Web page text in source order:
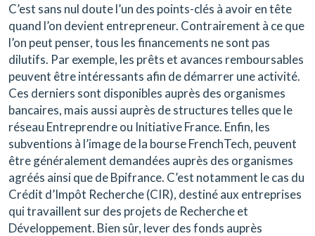
C’est sans nul doute l’un des points-clés à avoir en tête
quand l’on devient entrepreneur. Contrairement à ce que
l’on peut penser, tous les financements ne sont pas
dilutifs. Par exemple, les prêts et avances remboursables
peuvent être intéressants afin de démarrer une activité.
Ces derniers sont disponibles auprès des organismes
bancaires, mais aussi auprès de structures telles que le
réseau Entreprendre ou Initiative France. Enfin, les
subventions à l’image de la bourse FrenchTech, peuvent
être généralement demandées auprès des organismes
agréés ainsi que de Bpifrance. C’est notamment le cas du
Crédit d’Impôt Recherche (CIR), destiné aux entreprises
qui travaillent sur des projets de Recherche et
Développement. Bien sûr, lever des fonds auprès